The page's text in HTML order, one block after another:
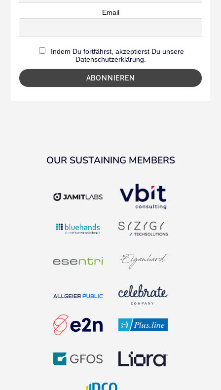
Email
Indem Du fortfährst, akzeptierst Du unsere
Datenschutzerklärung.
OUR SUSTAINING MEMBERS